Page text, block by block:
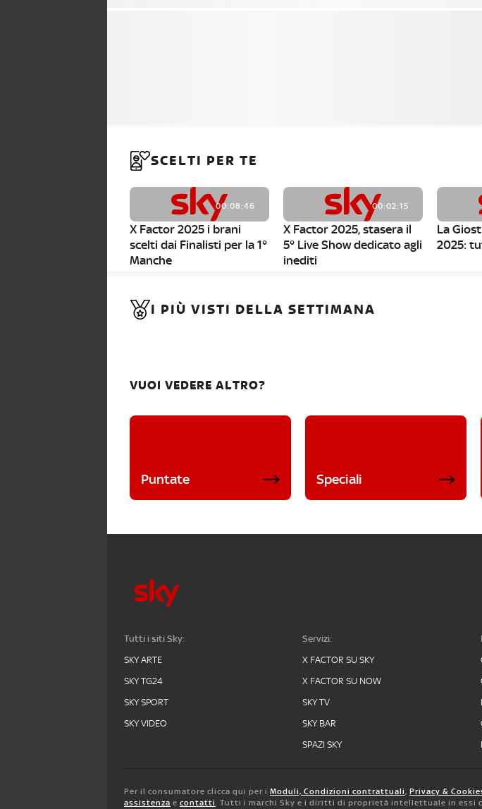
SCELTI PER TE
00:08:46
X Factor 2025 i brani
scelti dai Finalisti per la 1°
Manche
00:02:15
X Factor 2025, stasera il
5° Live Show dedicato agli
inediti
La
2025:
I PIÙ VISTI DELLA SETTIMANA
VUOI VEDERE ALTRO?
Puntate Speciali
Tutti i siti Sky:
SKY ARTE
SKY TG24
SKY SPORT
SKY VIDEO
Servizi:
X FACTOR SU SKY
X FACTOR SU NOW
SKY TV
SKY BAR
SPAZI SKY
Per il consumatore clicca qui per i Moduli, Condizioni contrattuali, Privacy &
assistenza e contatti. Tutti i marchi Sky e i diritti di proprietà intellettuale in essi